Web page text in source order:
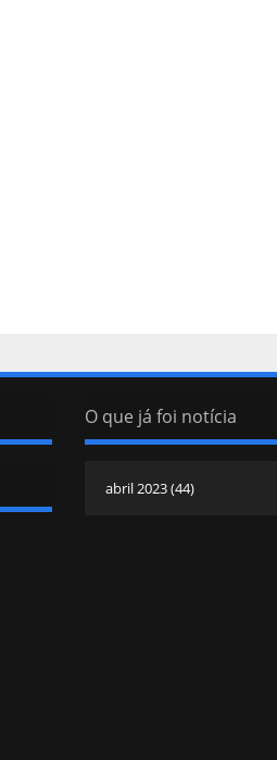
O que já foi notícia